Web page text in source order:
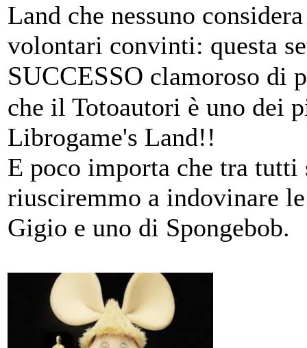
Land che nessuno
volontari convinti: questa
SUCCESSO clamoroso di
che il Totoautori è uno dei
Librogame's Land!!
E poco importa che tra tutti
riusciremmo a indovinare
Gigio e uno di Spongebob.